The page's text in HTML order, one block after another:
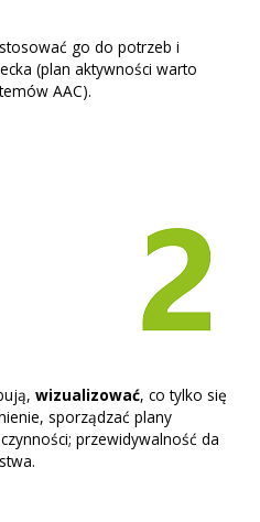
go do potrzeb i
(plan aktywności warto
AAC).
wizualizować, co tylko się
sporządzać plany
przewidywalność da